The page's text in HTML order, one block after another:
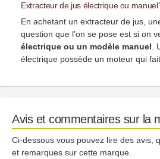
Extracteur de jus électrique ou
En achetant un extracteur de jus,
question que l'on se pose est si on
électrique ou un modèle manuel .
électrique possède un moteur qui
Avis et commentaires sur la
Ci-dessous vous pouvez lire des avis,
et remarques sur cette marque.